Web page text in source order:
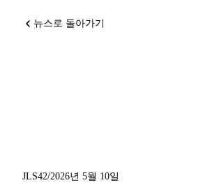
뉴스로 돌아가기
JLS42/2026년 5월 10일